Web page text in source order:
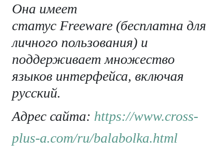
Она имеет
статус Freeware (бесплатна для
личного пользования) и
поддерживает множество
языков интерфейса, включая
русский.
Адрес сайта: https://www.cross-
plus-a.com/ru/balabolka.html